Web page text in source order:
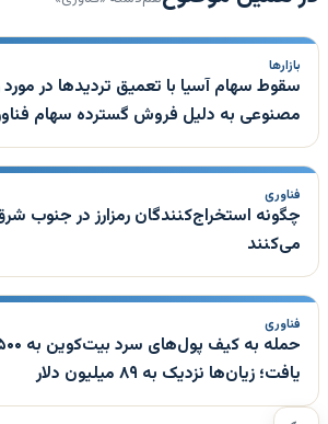
بازارها
سقوط سهام آسیا با تعمیق تردیدها در
مصنوعی به دلیل فروش گسترده سهام
فناوری
چگونه استخراج‌کنندگان رمزارز در جنوب
می‌کنند
فناوری
یافت؛ زیان‌ها نزدیک به ۸۹ میلیون دلار